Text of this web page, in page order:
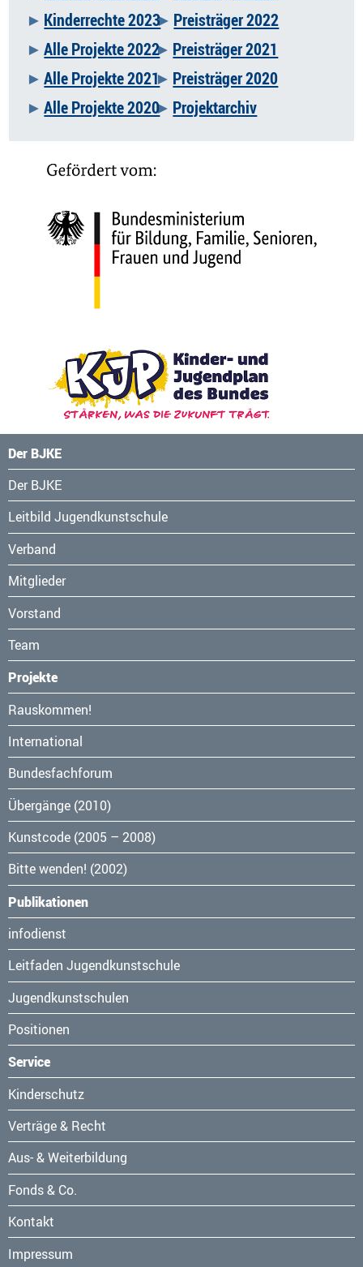
Kinderrechte 2023
Preisträger 2022
Alle Projekte 2022
Preisträger 2021
Alle Projekte 2021
Preisträger 2020
Alle Projekte 2020
Projektarchiv
Der BJKE
Navigation
überspringen
Der BJKE
Leitbild Jugendkunstschule
Verband
Mitglieder
Vorstand
Team
Projekte
Navigation
überspringen
Rauskommen!
International
Bundesfachforum
Übergänge (2010)
Kunstcode (2005 – 2008)
Bitte wenden! (2002)
Publikationen
Navigation
überspringen
infodienst
Leitfaden Jugendkunstschule
Jugendkunstschulen
Positionen
Service
Navigation
überspringen
Kinderschutz
Verträge & Recht
Aus- & Weiterbildung
Fonds & Co.
Kontakt
Navigation
Impressum